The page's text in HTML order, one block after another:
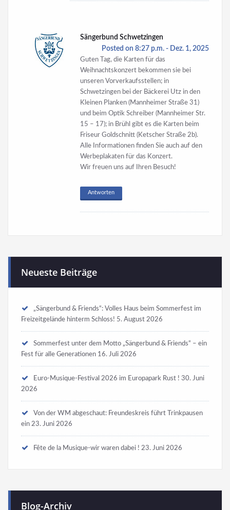
Sängerbund Schwetzingen
Posted on 8:27 p.m. - Dez. 1, 2025
Guten Tag, die Karten für das
Weihnachtskonzert bekommen sie bei
unseren Vorverkaufsstellen; in
Schwetzingen bei der Bäckerei Utz in den
Kleinen Planken (Mannheimer Straße 31)
und beim Optik Schreiber (Mannheimer Str.
15 – 17); in Brühl gibt es die Karten beim
Friseur Goldschnitt (Ketscher Straße 2b).
Alle Informationen finden Sie auch auf den
Werbeplakaten für das Konzert.
Wir freuen uns auf Ihren Besuch!
Antworten
Neueste Beiträge
„Sängerbund & Friends“: Volles Haus beim Sommerfest im
Freizeitgelände hinterm Schloss! 5. August 2026
Sommerfest unter dem Motto „Sängerbund & Friends“ – ein
Fest für alle Generationen 16. Juli 2026
Euro-Musique-Festival 2026 im Europapark Rust ! 30. Juni
2026
Von der WM abgeschaut: Freundeskreis führt Trinkpausen
ein 23. Juni 2026
Fête de la Musique-wir waren dabei ! 23. Juni 2026
Blog-Archiv